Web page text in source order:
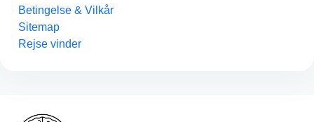
Betingelse & Vilkår
Sitemap
Rejse vinder